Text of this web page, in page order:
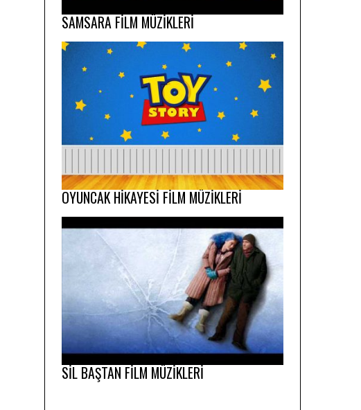
SAMSARA FİLM MÜZİKLERİ
OYUNCAK HİKAYESİ FİLM MÜZİKLERİ
SİL BAŞTAN FİLM MÜZİKLERİ